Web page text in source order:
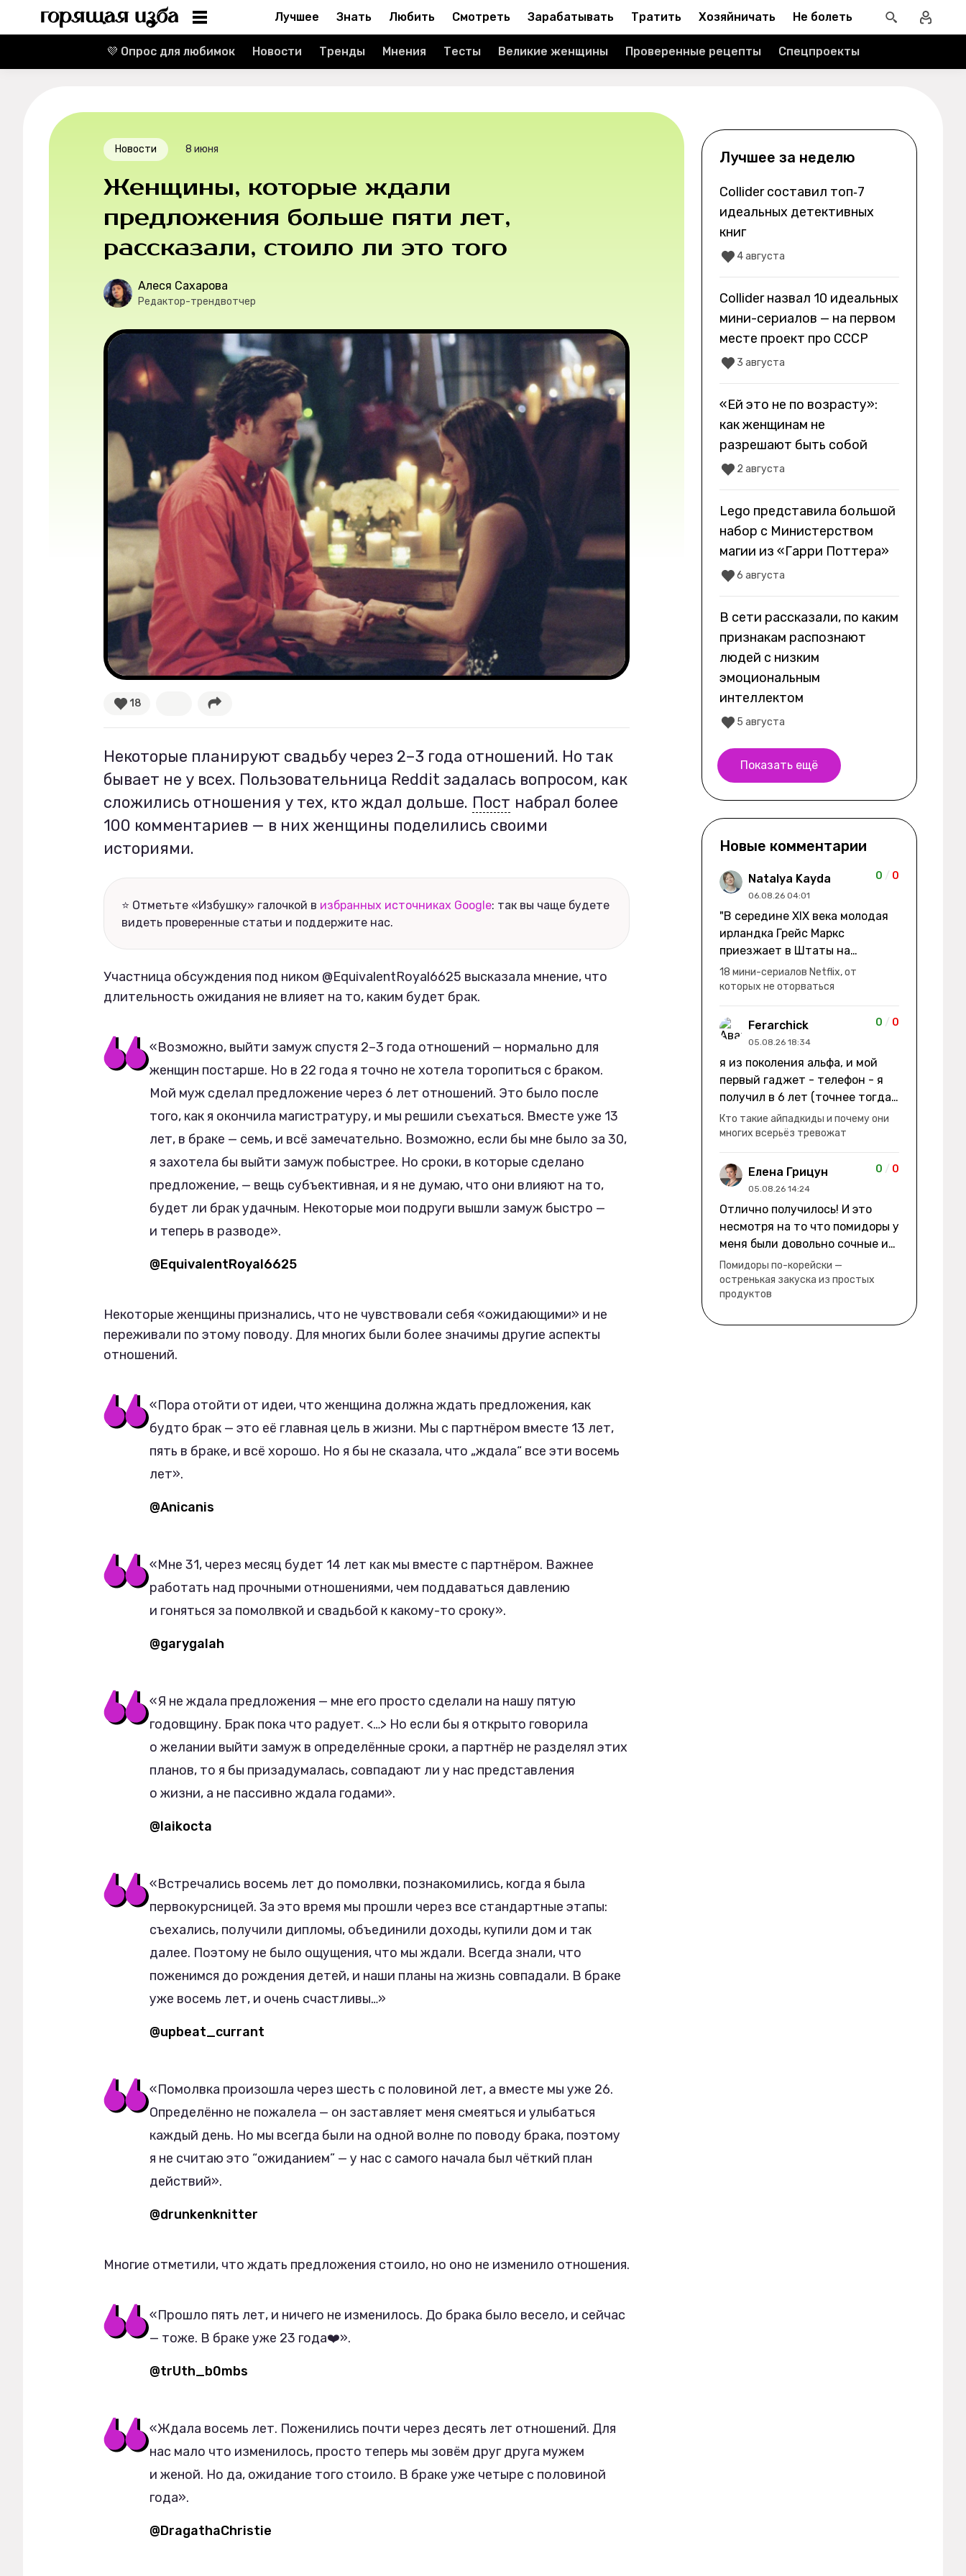
Реклама
О проекте
Секспросвет
Великие женщины
Лучшее Знать Любить Смотреть Зарабатывать Тратить Хозяйничать Не болеть
💜 Опрос для любимок Новости Тренды Мнения Тесты Великие женщины Проверенные рецепты Спецпроекты
Новости 8 июня
Женщины, которые ждали
предложения больше пяти лет,
рассказали, стоило ли это того
Алеся Сахарова
Редактор-трендвотчер
18
Некоторые планируют свадьбу через 2–3 года отношений. Но так
бывает не у всех. Пользовательница Reddit задалась вопросом, как
сложились отношения у тех, кто ждал дольше. Пост набрал более
100 комментариев — в них женщины поделились своими
историями.
⭐ Отметьте «Избушку» галочкой в избранных источниках Google: так вы чаще будете
видеть проверенные статьи и поддержите нас.
Участница обсуждения под ником @EquivalentRoyal6625 высказала мнение, что
длительность ожидания не влияет на то, каким будет брак.
«Возможно, выйти замуж спустя 2–3 года отношений — нормально для
женщин постарше. Но в 22 года я точно не хотела торопиться с браком.
Мой муж сделал предложение через 6 лет отношений. Это было после
того, как я окончила магистратуру, и мы решили съехаться. Вместе уже 13
лет, в браке — семь, и всё замечательно. Возможно, если бы мне было за 30,
я захотела бы выйти замуж побыстрее. Но сроки, в которые сделано
предложение, — вещь субъективная, и я не думаю, что они влияют на то,
будет ли брак удачным. Некоторые мои подруги вышли замуж быстро —
и теперь в разводе».
@EquivalentRoyal6625
Некотоpые женщины признались, что не чувствовали себя «ожидающими» и не
переживали по этому поводу. Для многих были более значимы другие аспекты
отношений.
«Пора отойти от идеи, что женщина должна ждать предложения, как
будто брак — это её главная цель в жизни. Мы с партнёром вместе 13 лет,
пять в браке, и всё хорошо. Но я бы не сказала, что „ждала“ все эти восемь
лет».
@Anicanis
«Мне 31, через месяц будет 14 лет как мы вместе с партнёром. Важнее
работать над прочными отношениями, чем поддаваться давлению
и гоняться за помолвкой и свадьбой к какому-то сроку».
@garygalah
«Я не ждала предложения — мне его просто сделали на нашу пятую
годовщину. Брак пока что радует. <…> Но если бы я открыто говорила
о желании выйти замуж в определённые сроки, а партнёр не разделял этих
планов, то я бы призадумалась, совпадают ли у нас представления
о жизни, а не пассивно ждала годами».
@laikocta
«Встречались восемь лет до помолвки, познакомились, когда я была
первокурсницей. За это время мы прошли через все стандартные этапы:
съехались, получили дипломы, объединили доходы, купили дом и так
далее. Поэтому не было ощущения, что мы ждали. Всегда знали, что
поженимся до рождения детей, и наши планы на жизнь совпадали. В браке
уже восемь лет, и очень счастливы…»
@upbeat_currant
«Помолвка произошла через шесть с половиной лет, а вместе мы уже 26.
Определённо не пожалела — он заставляет меня смеяться и улыбаться
каждый день. Но мы всегда были на одной волне по поводу брака, поэтому
я не считаю это “ожиданием” — у нас с самого начала был чёткий план
действий».
@drunkenknitter
Многие отметили, что ждать предложения стоило, но оно не изменило отношения.
«Прошло пять лет, и ничего не изменилось. До брака было весело, и сейчас
— тоже. В браке уже 23 года❤️».
@trUth_b0mbs
«Ждала восемь лет. Поженились почти через десять лет отношений. Для
нас мало что изменилось, просто теперь мы зовём друг друга мужем
и женой. Но да, ожидание того стоило. В браке уже четыре с половиной
года».
@DragathaChristie
Лучшее за неделю
Collider составил топ‑7
идеальных детективных
книг
4 августа
Collider назвал 10 идеальных
мини-сериалов — на первом
месте проект про СССР
3 августа
«Ей это не по возрасту»:
как женщинам не
разрешают быть собой
2 августа
Lego представила большой
набор с Министерством
магии из «Гарри Поттера»
6 августа
В сети рассказали, по каким
признакам распознают
людей с низким
эмоциональным
интеллектом
5 августа
Показать ещё
Новые комментарии
Natalya Kayda
06.08.26 04:01
0 / 0
"В середине XIX века молодая
ирландка Грейс Маркс
приезжает в Штаты на
заработки" не на заработки -
она иммигрирует с семьей и не
в США, а в Канаду "заниматься
сексом ради удовольствия, а
не для зачатия" - героиня уже
ее побега из общины. не в
первый раз замечаю такие
косяки. с ИИ пишете? :)
18 мини-сериалов Netflix, от
которых не оторваться
Ferarchick
05.08.26 18:34
0 / 0
я из поколения альфа, и мой
первый гаджет - телефон - я
получил в 6 лет (точнее тогда
мне уже было почти 7), потом
его отобрали и я просто
смотрел телик, потом мне
подарили ноутбук, который у
меня до сих пор. ну а в этом
уже другую модель т.к та была
старая и пароль я от него
забыл
Кто такие айпадкиды и почему они
многих всерьёз тревожат
Елена Грицун
05.08.26 14:24
0 / 0
Отлично получилось! И это
несмотря на то что помидоры у
меня были довольно сочные и
водянистые. Ну, зато теперь
полно острой салатной жижи ))
Помидоры по-корейски —
остренькая закуска из простых
продуктов